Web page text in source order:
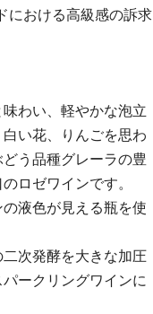
における高級感の訴求
わい、軽やかな泡立
い花、りんごを思わ
う品種グレーラの豊
ロゼワインです。
液色が見える瓶を使
次発酵を大きな加圧
ークリングワインに